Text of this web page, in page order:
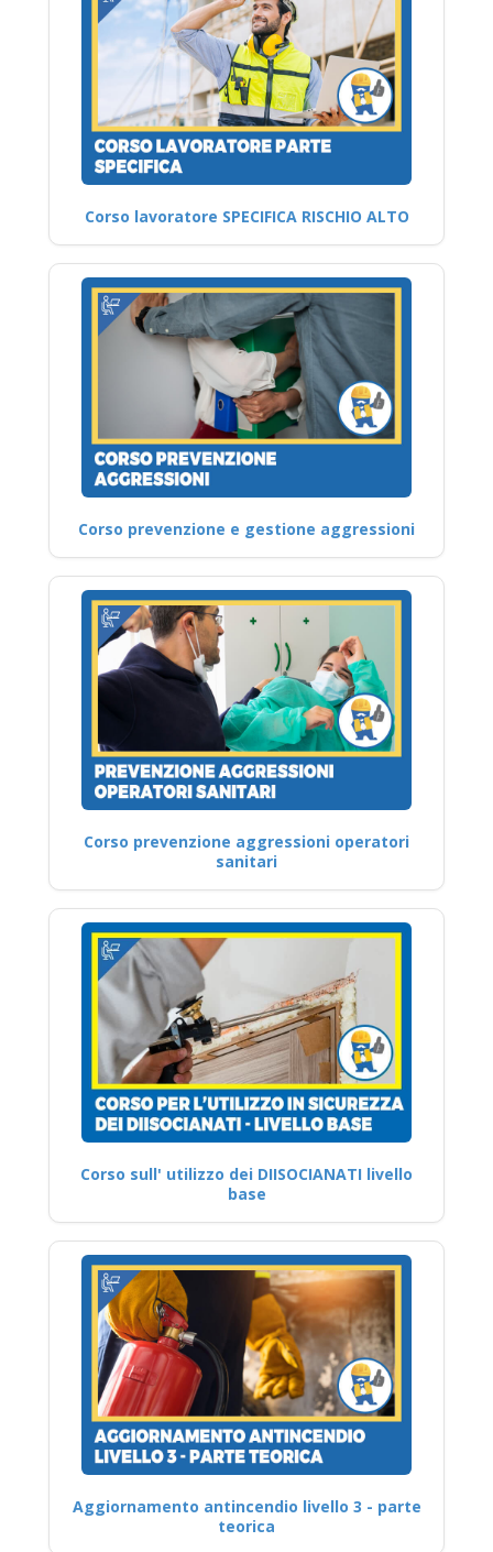
Corso lavoratore SPECIFICA RISCHIO ALTO
Corso prevenzione e gestione aggressioni
Corso prevenzione aggressioni operatori
sanitari
Corso sull' utilizzo dei DIISOCIANATI livello
base
Aggiornamento antincendio livello 3 - parte
teorica